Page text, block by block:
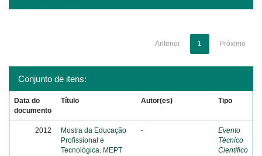
Anterior 1 Próximo
Conjunto de itens:
Data do
documento
Título Autor(es) Tipo
2012
Mostra da Educação
Profissional e
Tecnológica. MEPT
-
Evento
Técnico
Científico